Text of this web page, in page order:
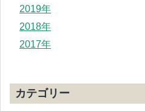
2019年
2018年
2017年
カテゴリー